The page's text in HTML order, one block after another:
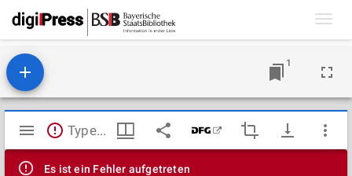
1
Mirador
Viewer
TypeError: Failed to fetch
Es ist ein Fehler aufgetreten